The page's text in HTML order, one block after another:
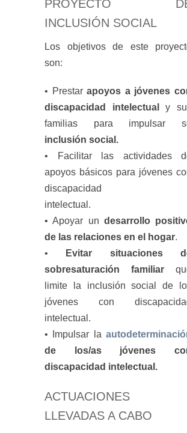
PROYECTO
INCLUSIÓN SOCIAL
Los objetivos de este
son:
• Prestarapoyos a jóvenes
discapacidad intelectualy
familias para impulsar
inclusión social.
• Facilitar las actividades
apoyos básicos para jóvenes
discapacidad
intelectual.
• Apoyar un desarrollo
de las relaciones en el hogar.
•
Evitar situaciones
sobresaturación familiar
limite la inclusión social de
jóvenes con
intelectual.
• Impulsar la
de los/as jóvenes
discapacidad intelectual.
ACTUACIONES
LLEVADAS A CABO